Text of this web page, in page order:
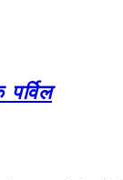
पर्विल